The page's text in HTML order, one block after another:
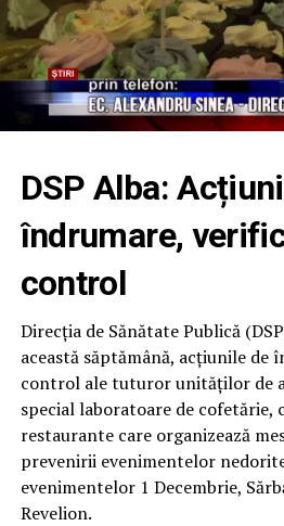
DSP Alba:
îndrumare,
control
Direcția de Sănătate Publică
această săptămână, acțiunile de
control ale tuturor unităților de
special laboratoare de cofetărie,
restaurante care organizează
prevenirii evenimentelor
evenimentelor 1 Decembrie,
Revelion.